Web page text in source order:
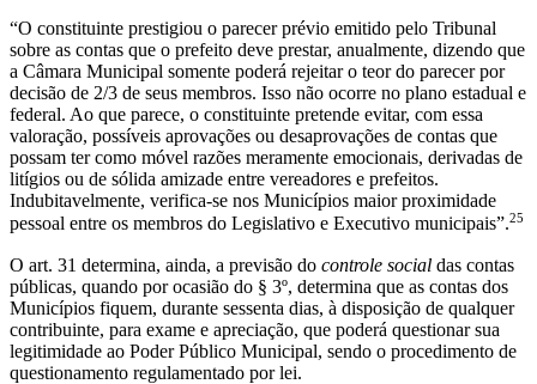
“O constituinte prestigiou o parecer prévio emitido pelo Tribunal
sobre as contas que o prefeito deve prestar, anualmente, dizendo que
a Câmara Municipal somente poderá rejeitar o teor do parecer por
decisão de 2/3 de seus membros. Isso não ocorre no plano estadual e
federal. Ao que parece, o constituinte pretende evitar, com essa
valoração, possíveis aprovações ou desaprovações de contas que
possam ter como móvel razões meramente emocionais, derivadas de
litígios ou de sólida amizade entre vereadores e prefeitos.
Indubitavelmente, verifica-se nos Municípios maior proximidade
pessoal entre os membros do Legislativo e Executivo municipais”.25
O art. 31 determina, ainda, a previsão do controle social das contas
públicas, quando por ocasião do § 3º, determina que as contas dos
Municípios fiquem, durante sessenta dias, à disposição de qualquer
contribuinte, para exame e apreciação, que poderá questionar sua
legitimidade ao Poder Público Municipal, sendo o procedimento de
questionamento regulamentado por lei.